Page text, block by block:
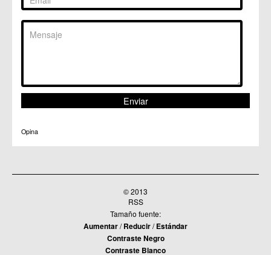
Opina
© 2013
RSS
Tamaño fuente:
Aumentar/Reducir/Estándar
Contraste Negro
Contraste Blanco